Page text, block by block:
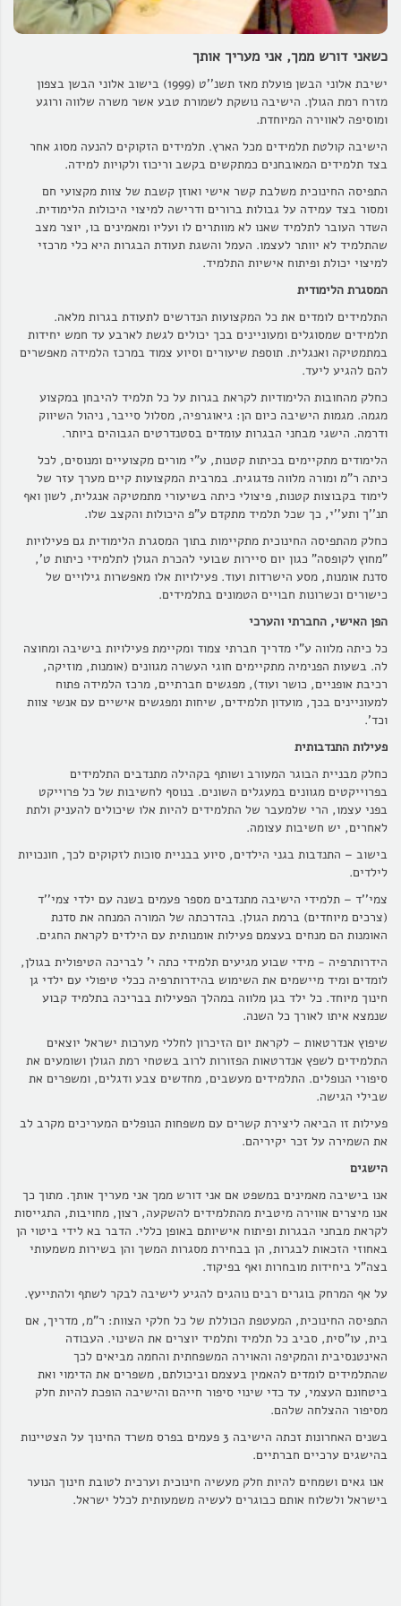
כשאני דורש ממך, אני מעריך אותך
ישיבת אלוני הבשן פועלת מאז תשנ''ט (1999) בישוב אלוני הבשן בצפון
מזרח רמת הגולן. הישיבה נושקת לשמורת טבע אשר משרה שלווה ורוגע
ומוסיפה לאווירה המיוחדת.
הישיבה קולטת תלמידים מכל הארץ. תלמידים הזקוקים להנעה מסוג אחר
בצד תלמידים המאובחנים כמתקשים בקשב וריכוז ולקויות למידה.
התפיסה החינוכית משלבת קשר אישי ואוזן קשבת של צוות מקצועי חם
ומסור בצד עמידה על גבולות ברורים ודרישה למיצוי היכולות הלימודית.
השדר העובר לתלמיד שאנו לא מוותרים לו ועליו ומאמינים בו, יוצר מצב
שהתלמיד לא יוותר לעצמו. העמל והשגת תעודת הבגרות היא כלי מרכזי
למיצוי יכולת ופיתוח אישיות התלמיד.
המסגרת הלימודית
התלמידים לומדים את כל המקצועות הנדרשים לתעודת בגרות מלאה.
תלמידים שמסוגלים ומעוניינים בכך יכולים לגשת לארבע עד חמש יחידות
במתמטיקה ואנגלית. תוספת שיעורים וסיוע צמוד במרכז הלמידה מאפשרים
להם להגיע ליעד.
כחלק מהחובות הלימודיות לקראת בגרות על כל תלמיד להיבחן במקצוע
מגמה. מגמות הישיבה כיום הן: גיאוגרפיה, מסלול סייבר, ניהול השיווק
ודרמה. הישגי מבחני הבגרות עומדים בסטנדרטים הגבוהים ביותר.
הלימודים מתקיימים בכיתות קטנות, ע"י מורים מקצועיים ומנוסים, לכל
כיתה ר"מ ומורה מלווה פדגוגית. במרבית המקצועות קיים מערך עזר של
לימוד בקבוצות קטנות, פיצולי כיתה בשיעורי מתמטיקה אנגלית, לשון ואף
תנ''ך ותע''י, כך שכל תלמיד מתקדם ע"פ היכולות והקצב שלו.
כחלק מהתפיסה החינוכית מתקיימות בתוך המסגרת הלימודית גם פעילויות
"מחוץ לקופסה" כגון יום סיירות שבועי להכרת הגולן לתלמידי כיתות ט',
סדנת אומנות, מסע הישרדות ועוד. פעילויות אלו מאפשרות גילויים של
כישורים וכשרונות חבויים הטמונים בתלמידים.
הפן האישי, החברתי והערכי
כל כיתה מלווה ע"י מדריך חברתי צמוד ומקיימת פעילויות בישיבה ומחוצה
לה. בשעות הפנימיה מתקיימים חוגי העשרה מגוונים (אומנות, מוזיקה,
רכיבת אופניים, כושר ועוד), מפגשים חברתיים, מרכז הלמידה פתוח
למעוניינים בכך, מועדון תלמידים, שיחות ומפגשים אישיים עם אנשי צוות
וכד'.
פעילות התנדבותית
כחלק מבניית הבוגר המעורב ושותף בקהילה מתנדבים התלמידים
בפרוייקטים מגוונים במעגלים השונים. בנוסף לחשיבות של כל פרוייקט
בפני עצמו, הרי שלמעבר של התלמידים להיות אלו שיכולים להעניק ולתת
לאחרים, יש חשיבות עצומה.
בישוב – התנדבות בגני הילדים, סיוע בבניית סוכות לזקוקים לכך, חונכויות
לילדים.
צמי''ד – תלמידי הישיבה מתנדבים מספר פעמים בשנה עם ילדי צמי''ד
(צרכים מיוחדים) ברמת הגולן. בהדרכתה של המורה המנחה את סדנת
האומנות הם מנחים בעצמם פעילות אומנותית עם הילדים לקראת החגים.
הידרותרפיה - מידי שבוע מגיעים תלמידי כתה י' לבריכה הטיפולית בגולן,
לומדים ומיד מיישמים את השימוש בהידרותרפיה ככלי טיפולי עם ילדי גן
חינוך מיוחד. כל ילד בגן מלווה במהלך הפעילות בבריכה בתלמיד קבוע
שנמצא איתו לאורך כל השנה.
שיפוץ אנדרטאות – לקראת יום הזיכרון לחללי מערכות ישראל יוצאים
התלמידים לשפץ אנדרטאות הפזורות לרוב בשטחי רמת הגולן ושומעים את
סיפורי הנופלים. התלמידים מעשבים, מחדשים צבע ודגלים, ומשפרים את
שבילי הגישה.
פעילות זו הביאה ליצירת קשרים עם משפחות הנופלים המעריכים מקרב לב
את השמירה על זכר יקיריהם.
הישגים
אנו בישיבה מאמינים במשפט אם אני דורש ממך אני מעריך אותך. מתוך כך
אנו מיצרים אווירה מיטבית מהתלמידים להשקעה, רצון, מחויבות, התגייסות
לקראת מבחני הבגרות ופיתוח אישיותם באופן כללי. הדבר בא לידי ביטוי הן
באחוזי הזכאות לבגרות, הן בבחירת מסגרות המשך והן בשירות משמעותי
בצה"ל ביחידות מובחרות ואף בפיקוד.
על אף המרחק בוגרים רבים נוהגים להגיע לישיבה לבקר לשתף ולהתייעץ.
התפיסה החינוכית, המעטפת הכוללת של כל חלקי הצוות: ר"מ, מדריך, אם
בית, עו"סית, סביב כל תלמיד ותלמיד יוצרים את השינוי. העבודה
האינטנסיבית והמקיפה והאוירה המשפחתית והחמה מביאים לכך
שהתלמידים לומדים להאמין בעצמם וביכולתם, משפרים את הדימוי ואת
ביטחונם העצמי, עד כדי שינוי סיפור חייהם והישיבה הופכת להיות חלק
מסיפור ההצלחה שלהם.
בשנים האחרונות זכתה הישיבה 3 פעמים בפרס משרד החינוך על הצטיינות
בהישגים ערכיים חברתיים.
אנו גאים ושמחים להיות חלק מעשיה חינוכית וערכית לטובת חינוך הנוער
בישראל ולשלוח אותם כבוגרים לעשיה משמעותית לכלל ישראל.